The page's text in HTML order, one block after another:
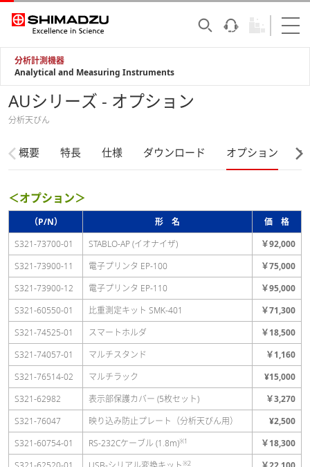
分析計測機器
Analytical and Measuring Instruments
AUシリーズ - オプション
分析天びん
概要 特長 仕様 ダウンロード オプション
＜オプション＞
（P/N） 形 名
価 格
S321-73700-01
STABLO-AP (イオナイザ)
￥92,000
S321-73900-11
電子プリンタ EP-100
￥75,000
S321-73900-12
電子プリンタ EP-110
￥95,000
S321-60550-01
比重測定キット SMK-401
￥71,300
S321-74525-01
スマートホルダ
￥18,500
S321-74057-01
マルチスタンド
￥1,160
S321-76514-02
マルチラック
¥15,000
S321-62982
表示部保護カバー (5枚セット)
￥3,270
S321-76047
映り込み防止プレート（分析天びん用）
¥2,500
S321-60754-01
RS-232Cケーブル (1.8m)※1
￥18,300
※2